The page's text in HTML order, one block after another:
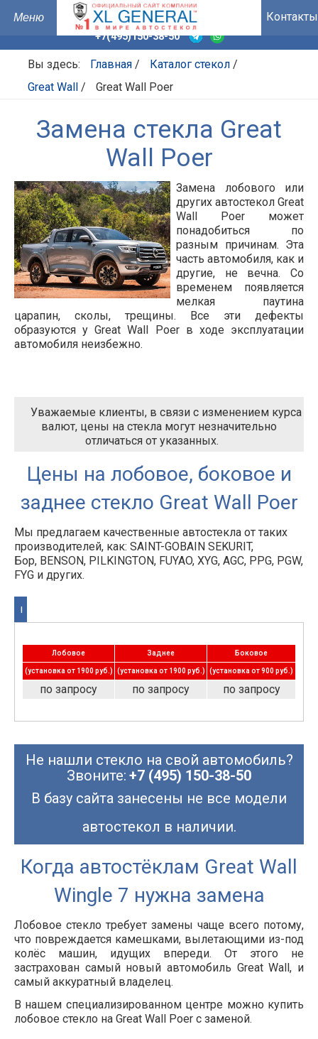
Контакты
+7(495)150-38-50
Вы здесь: Главная / Каталог стекол /
Great Wall / Great Wall Poer
Замена стекла Great
Wall Poer
Замена лобового или
других автостекол Great
Wall Poer может
понадобиться по
разным причинам. Эта
часть автомобиля, как и
другие, не вечна. Со
временем появляется
мелкая паутина
царапин, сколы, трещины. Все эти дефекты
образуются у Great Wall Poer в ходе эксплуатации
автомобиля неизбежно.
Уважаемые клиенты, в связи с изменением курса
валют, цены на стекла могут незначительно
отличаться от указанных.
Цены на лобовое, боковое и
заднее стекло Great Wall Poer
Мы предлагаем качественные автостекла от таких
производителей, как: SAINT-GOBAIN SEKURIT,
Бор, BENSON, PILKINGTON, FUYAO, XYG, AGC, PPG, PGW,
FYG и других.
Лобовое Заднее Боковое
(установка от 1900 руб.) (установка от 1900 руб.) (установка от 900 руб.)
по запросу по запросу по запросу
Не нашли стекло на свой автомобиль?
Звоните: +7 (495) 150-38-50
В базу сайта занесены не все модели
автостекол в наличии.
Когда автостёклам Great Wall
Wingle 7 нужна замена
Лобовое стекло требует замены чаще всего потому,
что повреждается камешками, вылетающими из-под
колёс машин, идущих впереди. От этого не
застрахован самый новый автомобиль Great Wall, и
самый аккуратный владелец.
В нашем специализированном центре можно купить
лобовое стекло на Great Wall Poer с заменой.